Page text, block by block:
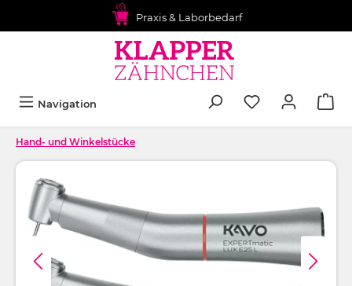
Praxis & Laborbedarf
Navigation
Hand- und Winkelstücke
Bildergalerie überspringen